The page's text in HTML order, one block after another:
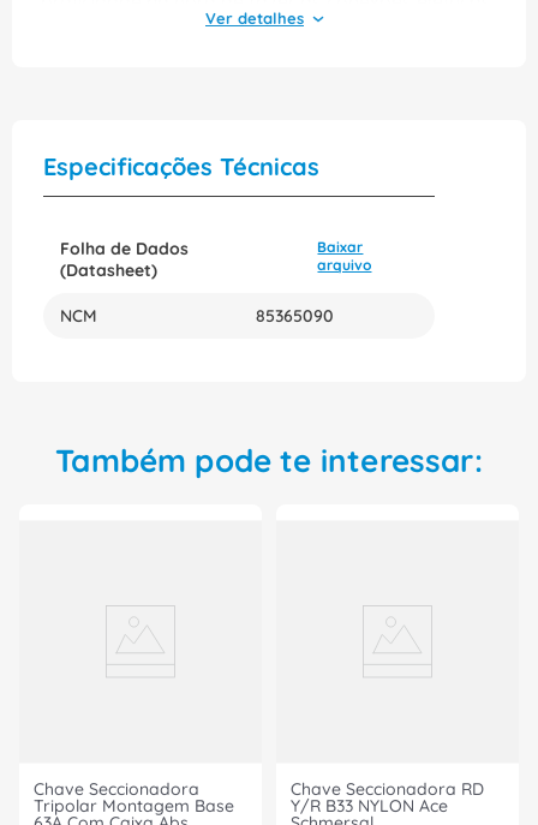
Além disso, seu modelo back-to-back garante um
resistência, garantindo a sua durabilidade e
segurança. Não perca mais tempo e adquira
agora mesmo a Chave Comutadora Siemens
suas instalações elétricas e tenha a tranquilidade
que merece. Compre já!
Especificações Técnicas
Folha de Dados
(Datasheet)
Baixar
arquivo
NCM 85365090
Também pode te interessar:
Chave Seccionadora
Tripolar Montagem Base
Chave Seccionadora RD
Y/R B33 NYLON Ace